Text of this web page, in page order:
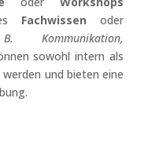
Fachwissen oder
Kommunikation,
sowohl intern als
und bieten eine